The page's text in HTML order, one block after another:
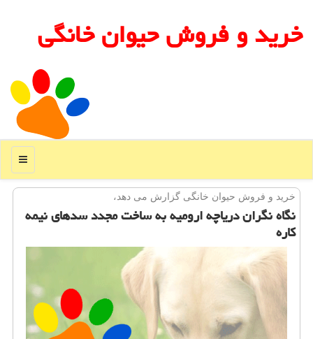
خرید و فروش حیوان خانگی
منو
خرید و فروش حیوان خانگی گزارش می دهد،
نگاه نگران دریاچه ارومیه به ساخت مجدد سدهای نیمه
كاره